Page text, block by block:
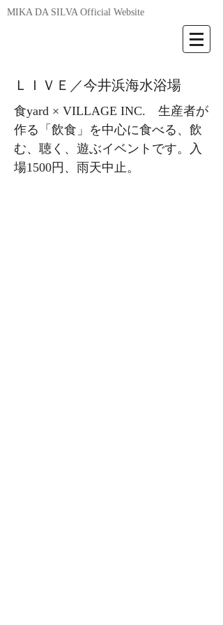
MIKA DA SILVA Official Website
ＬＩＶＥ／今井浜海水浴場
食yard × VILLAGE INC. 生産者が
作る「飲食」を中心に食べる、飲
む、聴く、遊ぶイベントです。入
場1500円、雨天中止。